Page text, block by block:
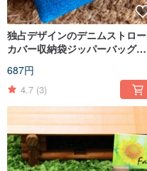
独占デザインのデニムストロー
カバー収納袋ジッパーバッグデ
ーバッグ保護カバー
687円
4.7 (3)